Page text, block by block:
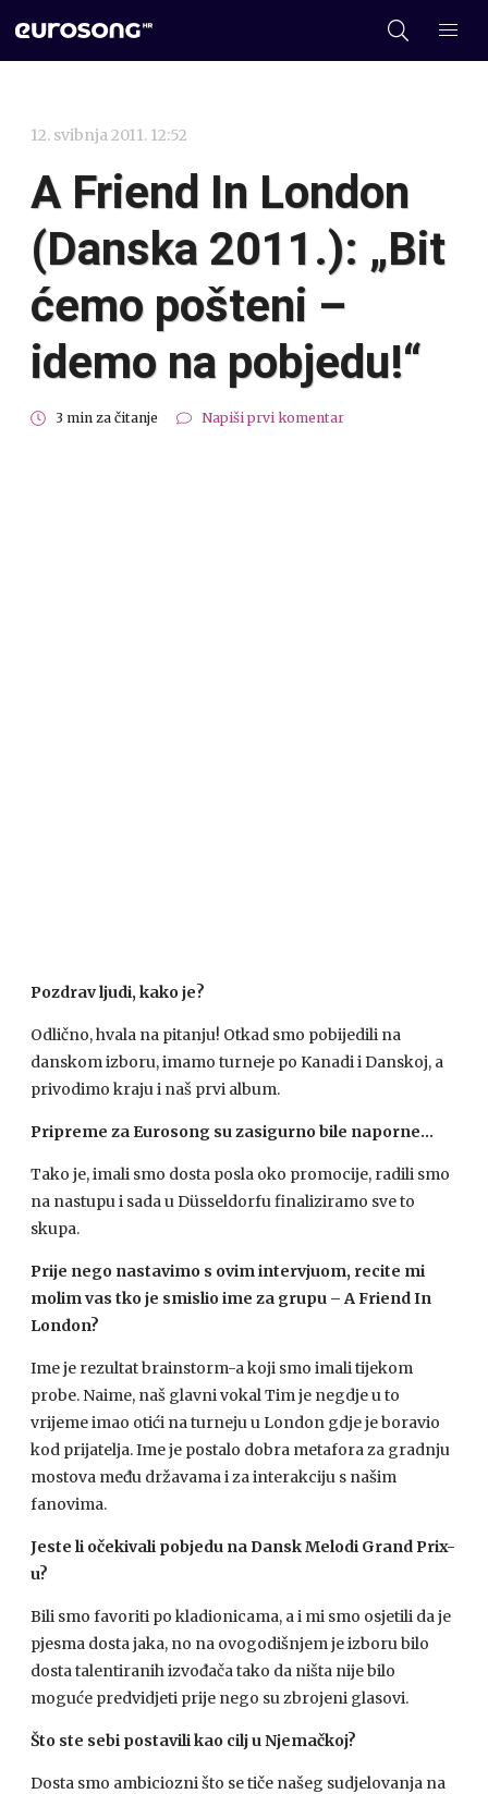
12. svibnja 2011. 12:52
A Friend In London
(Danska 2011.): „Bit
ćemo pošteni –
idemo na pobjedu!“
3 min za čitanje Napiši prvi komentar
Pozdrav ljudi, kako je?
Odlično, hvala na pitanju! Otkad smo pobijedili na
danskom izboru, imamo turneje po Kanadi i Danskoj, a
privodimo kraju i naš prvi album.
Pripreme za Eurosong su zasigurno bile naporne…
Tako je, imali smo dosta posla oko promocije, radili smo
na nastupu i sada u Düsseldorfu finaliziramo sve to
skupa.
Prije nego nastavimo s ovim intervjuom, recite mi
molim vas tko je smislio ime za grupu – A Friend In
London?
Ime je rezultat brainstorm-a koji smo imali tijekom
probe. Naime, naš glavni vokal Tim je negdje u to
vrijeme imao otići na turneju u London gdje je boravio
kod prijatelja. Ime je postalo dobra metafora za gradnju
mostova među državama i za interakciju s našim
fanovima.
Jeste li očekivali pobjedu na Dansk Melodi Grand Prix-
u?
Bili smo favoriti po kladionicama, a i mi smo osjetili da je
pjesma dosta jaka, no na ovogodišnjem je izboru bilo
dosta talentiranih izvođača tako da ništa nije bilo
moguće predvidjeti prije nego su zbrojeni glasovi.
Što ste sebi postavili kao cilj u Njemačkoj?
Dosta smo ambiciozni što se tiče našeg sudjelovanja na